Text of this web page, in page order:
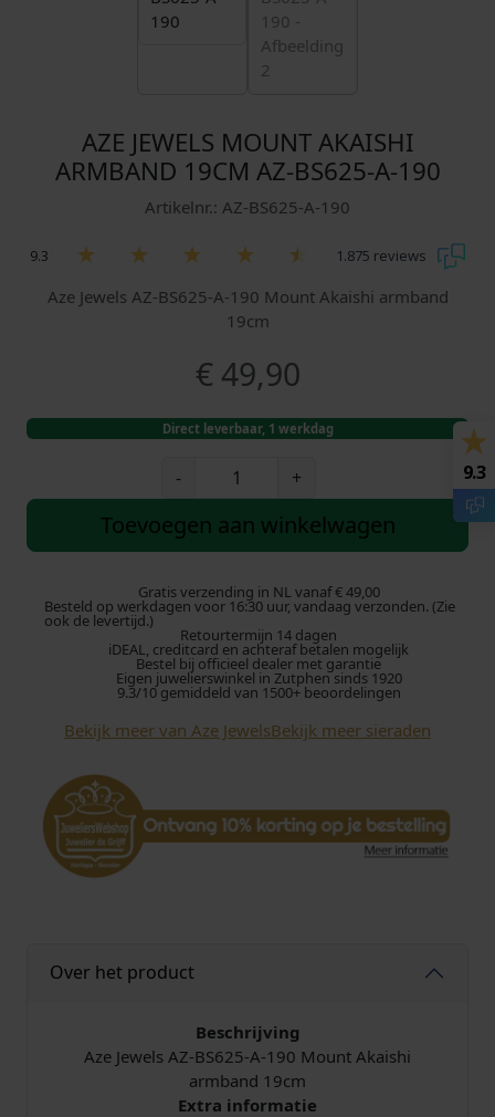
AZE JEWELS MOUNT AKAISHI
ARMBAND 19CM AZ-BS625-A-190
Artikelnr.: AZ-BS625-A-190
9.3 1.875 reviews
Aze Jewels AZ-BS625-A-190 Mount Akaishi armband
19cm
€49,90
Direct leverbaar, 1 werkdag
-
e
w
e
s
M
u
A
k
A
b
+
Toevoegen aan winkelwagen
Gratis verzending in NL vanaf € 49,00
Besteld op werkdagen voor 16:30 uur, vandaag verzonden. (Zie
ook de levertijd.)
Retourtermijn 14 dagen
iDEAL, creditcard en achteraf betalen mogelijk
Bestel bij officieel dealer met garantie
Eigen juwelierswinkel in Zutphen sinds 1920
9.3/10 gemiddeld van 1500+ beoordelingen
Bekijk meer van Aze JewelsBekijk meer sieraden
Over het product
Beschrijving
Aze Jewels AZ-BS625-A-190 Mount Akaishi
armband 19cm
Extra informatie
9.3